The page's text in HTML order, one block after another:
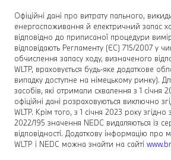
Офіційні дані про витрату пального,
енергоспоживання й електричний запас
відповідно до приписаної процедури
відповідають Регламенту (ЄС) 715/2007 у
обчислення запасу ходу, визначеного
WLTP, враховується будь-яке додаткове
випадку доступне на німецькому ринку).
засобів, які отримали схвалення з 1 січня
офіційні дані розраховуються виключно
WLTP. Крім того, з 1 січня 2023 року
2022/195 значення NEDC видаляються із
відповідності. Додаткову інформацію про
WLTP і NEDC можна знайти на сайті